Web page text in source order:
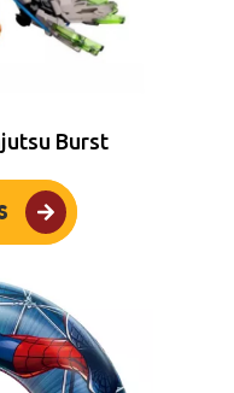
Burst